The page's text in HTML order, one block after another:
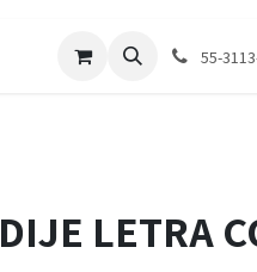
55-
DIJE LETRA